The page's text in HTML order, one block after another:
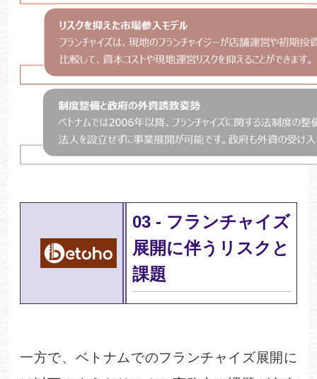
03 - フランチャイズ
展開に伴うリスクと
課題
一方で、ベトナムでのフランチャイズ展開に